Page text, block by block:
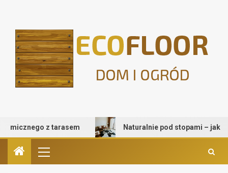
z tarasem Naturalnie pod stopami – jak